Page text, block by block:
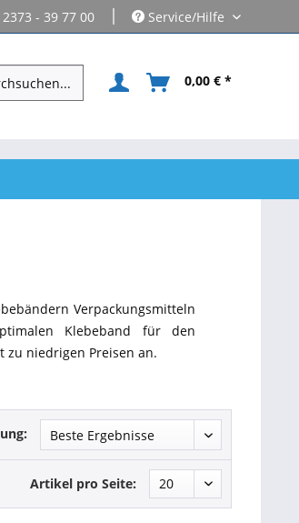
- 39 77 00 | Service/Hilfe
0,00 € *
Verpackungsmitteln
Klebeband für den
niedrigen Preisen an.
Artikel pro Seite: